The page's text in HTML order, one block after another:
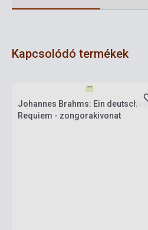
Kapcsolódó termékek
Johannes Brahms: Ein deutsches
Requiem - zongorakivonat